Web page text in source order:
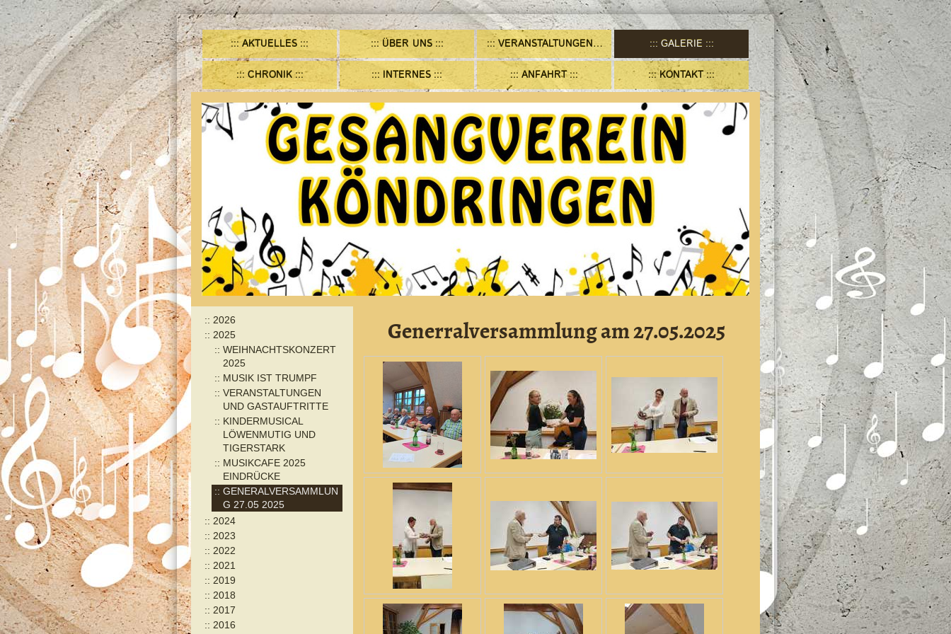
AKTUELLES ÜBER UNS VERANSTALTUNGEN/TERMINE GALERIE
CHRONIK INTERNES ANFAHRT KONTAKT
Generralversammlung am 27.05.2025
2026
2025
WEIHNACHTSKONZERT
2025
MUSIK IST TRUMPF
VERANSTALTUNGEN
UND GASTAUFTRITTE
KINDERMUSICAL
LÖWENMUTIG UND
TIGERSTARK
MUSIKCAFE 2025
EINDRÜCKE
GENERALVERSAMMLUN
G 27.05 2025
2024
2023
2022
2021
2019
2018
2017
2016